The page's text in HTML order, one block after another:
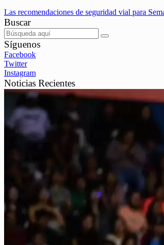
Las recomendaciones de seguridad vial para
Buscar
Síguenos
Facebook
Twitter
Instagram
Noticias Recientes